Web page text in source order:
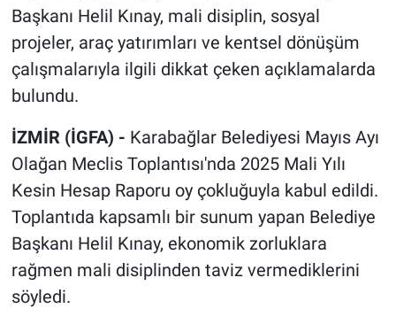
Başkanı Helil Kınay, mali disiplin, sosyal
projeler, araç yatırımları ve kentsel dönüşüm
çalışmalarıyla ilgili dikkat çeken açıklamalarda
bulundu.
İZMİR (İGFA) - Karabağlar Belediyesi Mayıs Ayı
Olağan Meclis Toplantısı'nda 2025 Mali Yılı
Kesin Hesap Raporu oy çokluğuyla kabul edildi.
Toplantıda kapsamlı bir sunum yapan Belediye
Başkanı Helil Kınay, ekonomik zorluklara
rağmen mali disiplinden taviz vermediklerini
söyledi.